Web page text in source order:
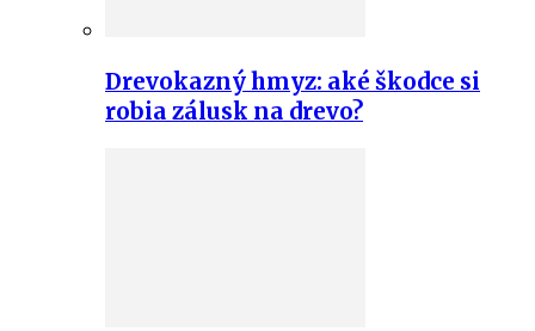
Drevokazný hmyz: aké škodce si
robia zálusk na drevo?